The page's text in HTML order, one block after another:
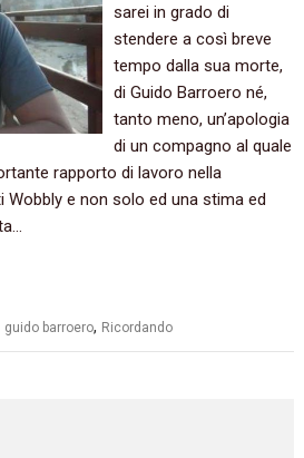
sarei in grado di
stendere a così breve
tempo dalla sua morte,
di Guido Barroero né,
tanto meno, un’apologia
di un compagno al quale
rapporto di lavoro nella
Wobbly e non solo ed una stima ed
guido barroero, Ricordando